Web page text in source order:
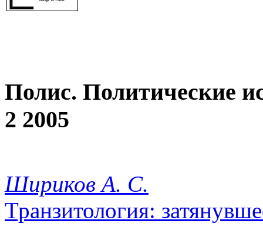
Полис. Политические
2 2005
Шириков А. С.
Транзитология: